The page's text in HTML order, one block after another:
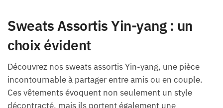
Sweats Assortis Yin-yang : un
choix évident
Découvrez nos sweats assortis Yin-yang, une pièce
incontournable à partager entre amis ou en couple.
Ces vêtements évoquent non seulement un style
décontracté, mais ils portent également une